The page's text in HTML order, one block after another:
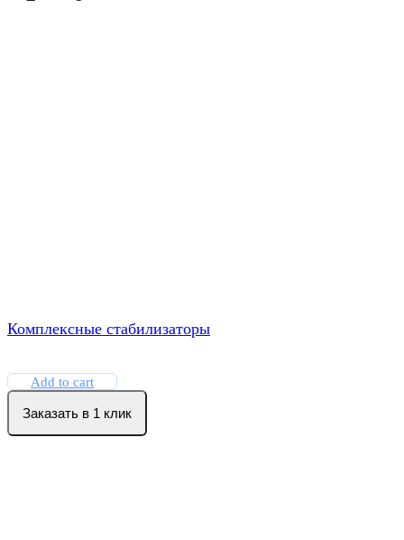
Комплексные стабилизаторы
Add to cart
Заказать в 1 клик